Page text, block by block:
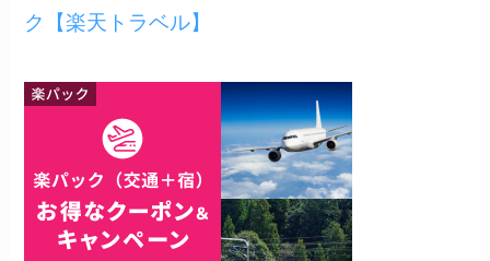
ク【楽天トラベル】